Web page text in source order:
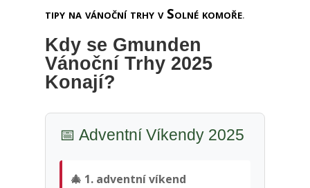
tipy na vánoční trhy v Solné komoře.
Kdy se Gmunden
Vánoční Trhy 2025
Konají?
📅 Adventní Víkendy 2025
🎄 1. adventní víkend